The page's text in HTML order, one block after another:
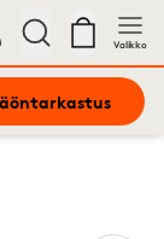
Valikko